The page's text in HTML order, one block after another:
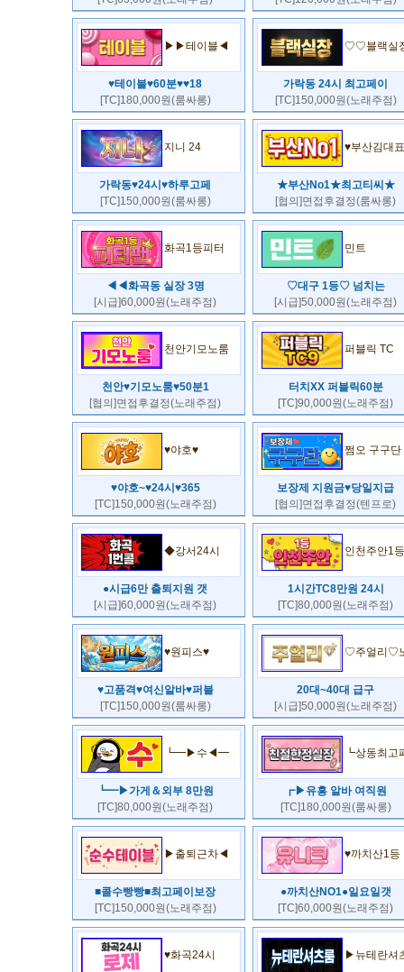
▶▶테이블◀
♥테이블♥60분♥♥18
[TC]180,000원(룸싸롱)
♡♡블랙실
가락동 24시 최고페이
[TC]150,000원(노래주점)
지니 24
가락동♥24시♥하루고페
[TC]150,000원(룸싸롱)
♥부산김대표
★부산No1★최고티씨★
[협의]면접후결정(룸싸롱)
화곡1등피터
◀◀화곡동 실장 3명
[시급]60,000원(노래주점)
민트
♡대구 1등♡ 넘치는
[시급]50,000원(노래주점)
천안기모노룸
천안♥기모노룸♥50분1
[협의]면접후결정(노래주점)
퍼블릭 TC
터치XX 퍼블릭60분
[TC]90,000원(노래주점)
♥야호♥
♥야호~♥24시♥365
[TC]150,000원(노래주점)
쩜오 구구단
보장제 지원금♥당일지급
[협의]면접후결정(텐프로)
◆강서24시
●시급6만 출퇴지원 갯
[시급]60,000원(노래주점)
인천주안1등
1시간TC8만원 24시
[TC]80,000원(노래주점)
♥원피스♥
♥고품격♥여신알바♥퍼블
[TC]150,000원(룸싸롱)
♡주얼리♡
20대~40대 급구
[시급]50,000원(노래주점)
┗━▶수◀━
┗━▶가게＆외부 8만원
[TC]80,000원(노래주점)
┗상동최고
┏▶유흥 알바 여직원
[TC]180,000원(룸싸롱)
▶출퇴근차◀
■콜수빵빵■최고페이보장
[TC]150,000원(노래주점)
♥까치산1등
●까치산NO1●일요일갯
[TC]60,000원(노래주점)
♥화곡24시 ▶뉴테란셔